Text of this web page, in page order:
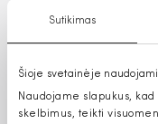
Sutikimas
Šioje svetainėje
Naudojame slapukus,
skelbimus, teikti